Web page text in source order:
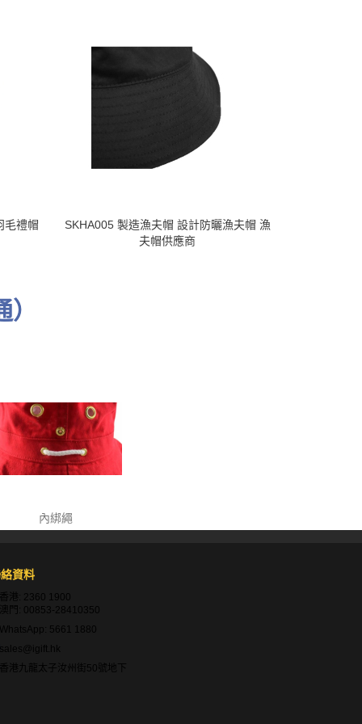
毛禮帽
SKHA005 製造漁夫帽 設計防曬漁夫帽 漁
夫帽供應商
內綁繩
資料
香港: 2360 1900
澳門: 00853-28410350
WhatsApp: 5661 1880
sales@igift.hk
香港九龍太子汝州街50號地下